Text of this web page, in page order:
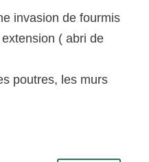
invasion de fourmis
( abri de
poutres, les murs